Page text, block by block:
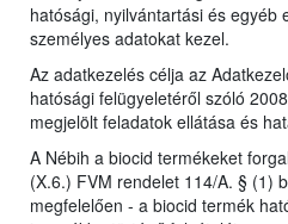
hatósági, nyilvántartási és egyéb
személyes adatokat kezel.
Az adatkezelés célja az
hatósági felügyeletéről szóló
megjelölt feladatok ellátása és
A Nébih a biocid termékeket
(X.6.) FVM rendelet 114/A. § (1)
megfelelően - a biocid termék